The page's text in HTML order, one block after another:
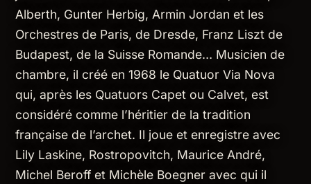
Alberth, Gunter Herbig, Armin Jordan et les
Orchestres de Paris, de Dresde, Franz Liszt de
Budapest, de la Suisse Romande… Musicien de
chambre, il créé en 1968 le Quatuor Via Nova
qui, après les Quatuors Capet ou Calvet, est
considéré comme l’héritier de la tradition
française de l’archet. Il joue et enregistre avec
Lily Laskine, Rostropovitch, Maurice André,
Michel Beroff et Michèle Boegner avec qui il